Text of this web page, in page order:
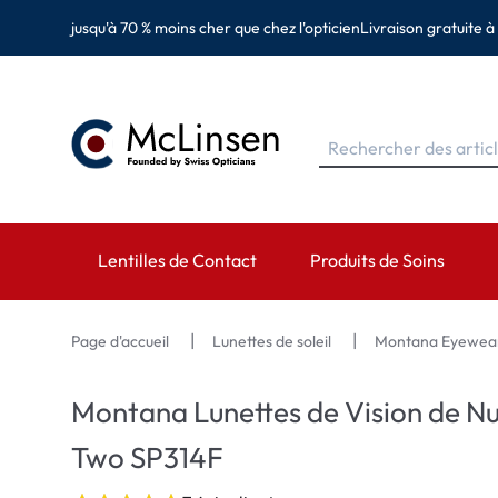
jusqu'à 70 % moins cher que chez l'opticienLivraison gratuite
Lentilles de Contact
MARQUES
Acuvue
Biotrue
CATÉGORIES
Lentilles toriques
Produits de Soins
MARQUES
EyeDefinition
Page d'accueil Lunettes de soleil Montana
Montana Lunettes de Vision de
Two SP314F